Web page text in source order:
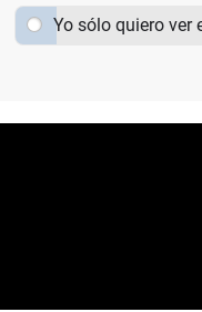
Yo sólo quiero ver